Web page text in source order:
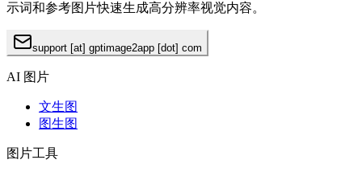
示词和参考图片快速生成高分辨率视觉内容。
support [at] gptimage2app [dot] com
AI 图片
文生图
图生图
图片工具